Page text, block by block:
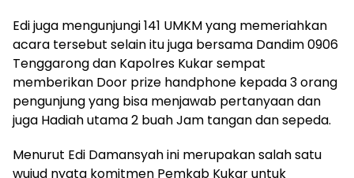
Edi juga mengunjungi 141 UMKM yang memeriahkan
acara tersebut selain itu juga bersama Dandim 0906
Tenggarong dan Kapolres Kukar sempat
memberikan Door prize handphone kepada 3 orang
pengunjung yang bisa menjawab pertanyaan dan
juga Hadiah utama 2 buah Jam tangan dan sepeda.
Menurut Edi Damansyah ini merupakan salah satu
wujud nyata komitmen Pemkab Kukar untuk